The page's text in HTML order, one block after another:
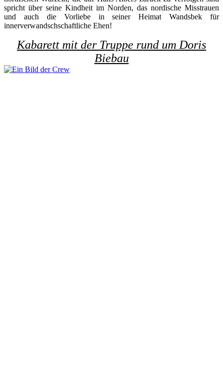
spricht über seine Kindheit im Norden, das nordische Misstrauen
und auch die Vorliebe in seiner Heimat Wandsbek für
innerverwandschschaftliche Ehen!
Kabarett mit der Truppe rund um Doris
Biebau